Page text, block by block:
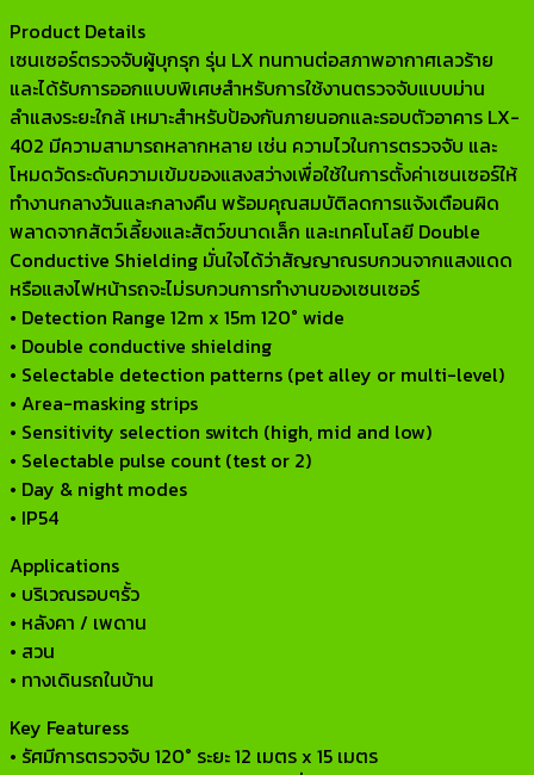
Product Details
เซนเซอร์ตรวจจับผู้บุกรุก รุ่น LX ทนทานต่อสภาพอากาศเลวร้าย
และได้รับการออกแบบพิเศษสำหรับการใช้งานตรวจจับแบบม่าน
ลำแสงระยะใกล้ เหมาะสำหรับป้องกันภายนอกและรอบตัวอาคาร LX-
402 มีความสามารถหลากหลาย เช่น ความไวในการตรวจจับ และ
โหมดวัดระดับความเข้มของแสงสว่างเพื่อใช้ในการตั้งค่าเซนเซอร์ให้
ทำงานกลางวันและกลางคืน พร้อมคุณสมบัติลดการแจ้งเตือนผิด
พลาดจากสัตว์เลี้ยงและสัตว์ขนาดเล็ก และเทคโนโลยี Double
Conductive Shielding มั่นใจได้ว่าสัญญาณรบกวนจากแสงแดด
หรือแสงไฟหน้ารถจะไม่รบกวนการทำงานของเซนเซอร์
• Detection Range 12m x 15m 120° wide
• Double conductive shielding
• Selectable detection patterns (pet alley or multi-level)
• Area-masking strips
• Sensitivity selection switch (high, mid and low)
• Selectable pulse count (test or 2)
• Day & night modes
• IP54
Applications
• บริเวณรอบๆรั้ว
• หลังคา / เพดาน
• สวน
• ทางเดินรถในบ้าน
Key Featuress
• รัศมีการตรวจจับ 120° ระยะ 12 เมตร x 15 เมตร